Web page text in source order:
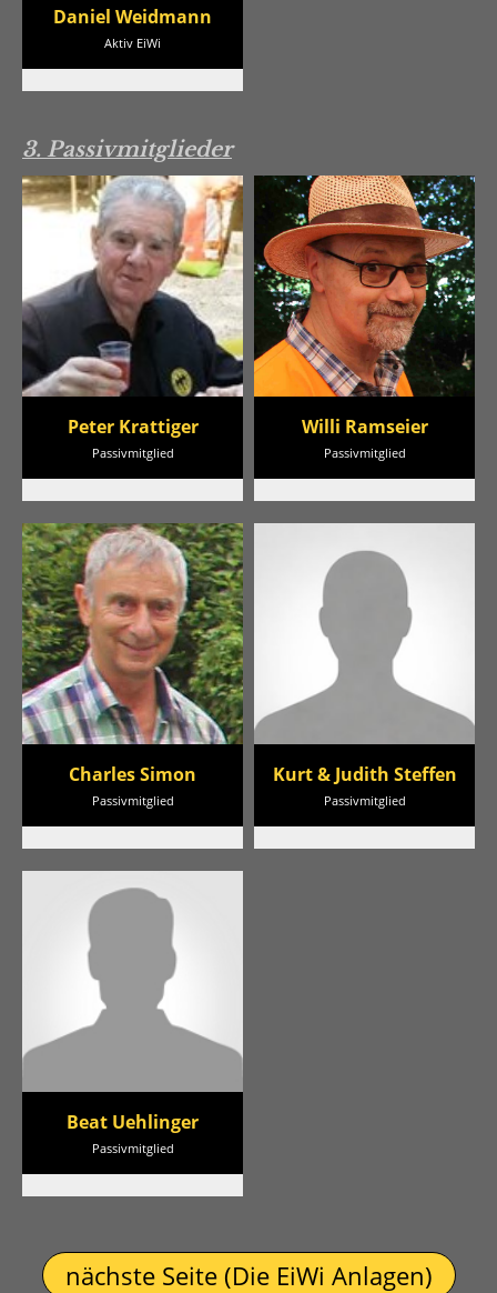
Daniel Weidmann
Aktiv EiWi
3. Passivmitglieder
Peter Krattiger
Passivmitglied
Willi Ramseier
Passivmitglied
Charles Simon
Passivmitglied
Kurt & Judith Steffen
Passivmitglied
Beat Uehlinger
Passivmitglied
nächste Seite (Die EiWi Anlagen)